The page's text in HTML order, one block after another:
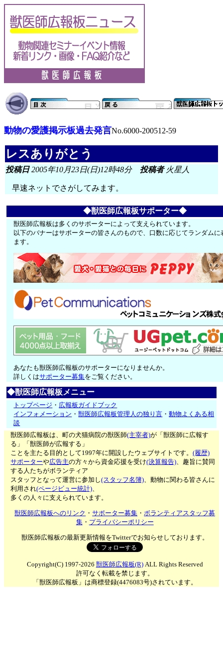
動物の愛護掲示板過去発言No.6000-200512-59
レスありがとう
投稿日2005年10月23日(日)12時48分 投稿者火星人
早速ネットでさがしてみます。
◆獣医師広報板サポーター◆
獣医師広報板は多くのサポーターによって支えられています。
以下のバナーはサポーターの皆さんのもので、口数に応じてランダムに
ます。
あなたも獣医師広報板のサポーターになりませんか。
詳しくはサポーター募集をご覧ください。
◆獣医師広報板メニュー
トップページ ・ 広報板ガイドブック
インフォメーション ・獣医師広報板管理人の独り言 ・動物よくある相
談
獣医師広報板は、町の犬猫病院の獣医師(主宰者)が「獣医師に広報す
る」「獣医師が広報する」
ことを主たる目的として1997年に開設したウェブサイトです。(履歴)
サポーターや広告主の方々から資金応援を受け(決算報告)、趣旨に賛同
する人たちがボランティア
スタッフとなって運営に参加し(スタッフ名簿)、動物に関わる皆さんに
利用され(ページビュー統計)、
多くの人々に支えられています。
獣医師広報板へのリンク ・サポーター募集 ・ボランティアスタッフ募
集・ プライバシーポリシー
獣医師広報板の最新更新情報をTwitterでお知らせしております。
Copyright(C) 1997-2026 獣医師広報板(R)ALL Rights Reserved
許可なく転載を禁じます。
「獣医師広報板」は商標登録(4476083号)されています。